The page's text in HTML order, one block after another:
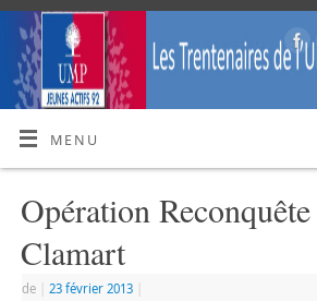
MENU
Opération
Clamart
de 23 février 2013